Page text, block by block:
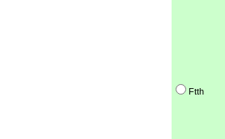
Ftth